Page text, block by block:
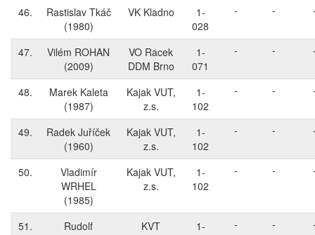
46.
Rastislav Tkáč
(1980)
VK Kladno
1-
028
- -
47.
Vilém ROHAN
(2009)
VO Racek
DDM Brno
1-
071
- -
48.
Marek Kaleta
(1987)
Kajak VUT,
z.s.
1-
102
- -
49.
Radek Juříček
(1960)
Kajak VUT,
z.s.
1-
102
- -
50.
Vladimír
WRHEL
(1985)
Kajak VUT,
z.s.
1-
102
- -
51.
Rudolf
KVT
1-
- -